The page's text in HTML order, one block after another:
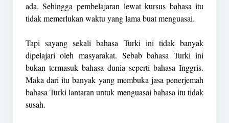
ada. Sehingga pembelajaran lewat kursus bahasa itu
tidak memerlukan waktu yang lama buat menguasai.
Tapi sayang sekali bahasa Turki ini tidak banyak
dipelajari oleh masyarakat. Sebab bahasa Turki ini
bukan termasuk bahasa dunia seperti bahasa Inggris.
Maka dari itu banyak yang membuka jasa penerjemah
bahasa Turki lantaran untuk menguasai bahasa itu tidak
susah.